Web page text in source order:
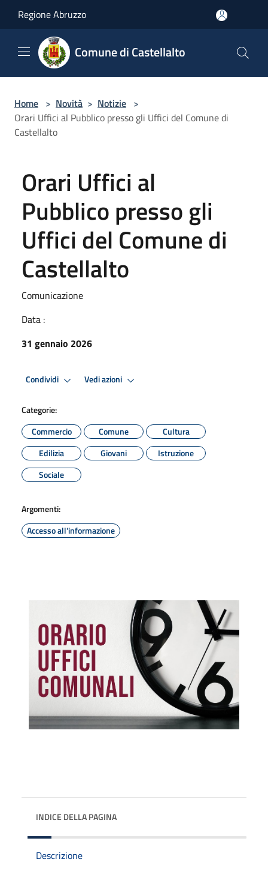
Regione Abruzzo
Comune di Castellalto
Home > Novità > Notizie >
Orari Uffici al Pubblico presso gli Uffici del Comune di
Castellalto
Orari Uffici al
Pubblico presso gli
Uffici del Comune di
Castellalto
Comunicazione
Data :
31 gennaio 2026
Condividi Vedi azioni
Categorie:
Commercio
Comune
Cultura
Edilizia
Giovani
Istruzione
Sociale
Argomenti:
Accesso all'informazione
INDICE DELLA PAGINA
Descrizione